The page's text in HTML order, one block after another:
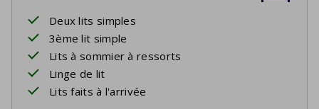
Deux lits simples
3ème lit simple
Lits à sommier à ressorts
Linge de lit
Lits faits à l'arrivée